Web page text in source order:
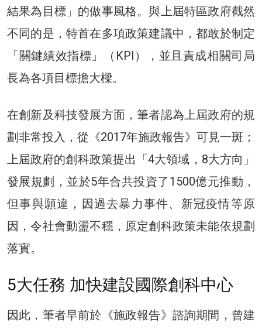
結果為目標」的做事風格。與上屆特區政府截然
不同的是，特首在多項政策建議中，都敢於制定
「關鍵績效指標」（KPI），並且責成相關司局
長為各項目標擔大樑。
在創新及科技發展方面，筆者認為上屆政府的規
劃非常投入，從《2017年施政報告》可見一斑；
上屆政府的創科政策提出「4大領域，8大方向」
發展規劃，並於5年合共投資了1500億元推動，
但事與願違，因過去暴力事件、新冠疫情等原
因，令社會動盪不穩，原定創科政策未能依規劃
落實。
5大任務 加快建設國際創科中心
因此，筆者早前於《施政報告》諮詢期間，曾建